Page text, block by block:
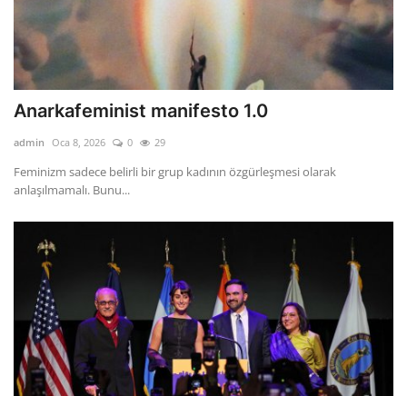
Anarkafeminist manifesto 1.0
admin Oca 8, 2026 0 29
Feminizm sadece belirli bir grup kadının özgürleşmesi olarak
anlaşılmamalı. Bunu...